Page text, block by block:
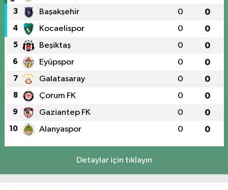
3 Başakşehir 0 0
4 Kocaelispor 0 0
5 Beşiktaş 0 0
6 Eyüpspor 0 0
7 Galatasaray 0 0
8 Çorum FK 0 0
9 Gaziantep FK 0 0
10 Alanyaspor 0 0
Detaylar için tıklayın